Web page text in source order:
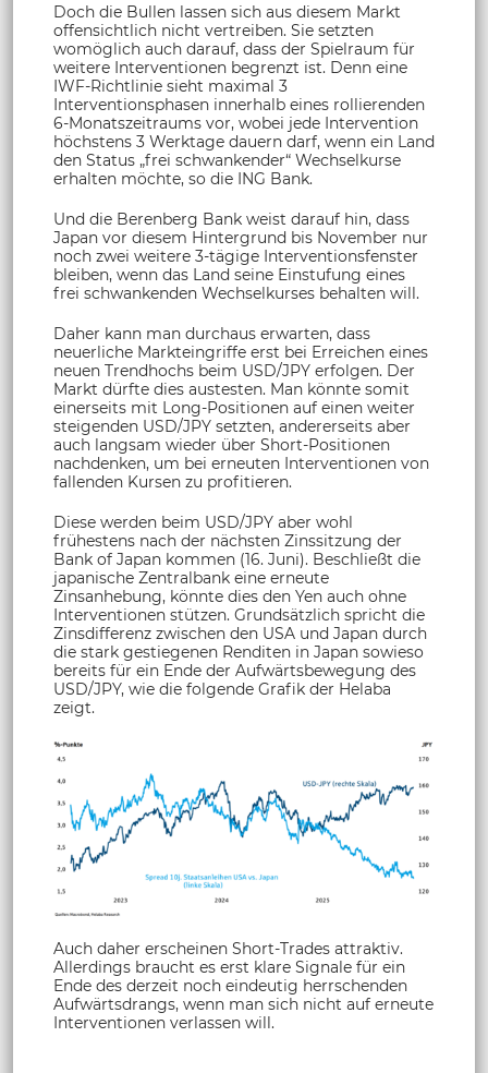
Doch die Bullen lassen sich aus diesem Markt
offensichtlich nicht vertreiben. Sie setzten
womöglich auch darauf, dass der Spielraum für
weitere Interventionen begrenzt ist. Denn eine
IWF-Richtlinie sieht maximal 3
Interventionsphasen innerhalb eines rollierenden
6-Monatszeitraums vor, wobei jede Intervention
höchstens 3 Werktage dauern darf, wenn ein Land
den Status „frei schwankender“ Wechselkurse
erhalten möchte, so die ING Bank.
Und die Berenberg Bank weist darauf hin, dass
Japan vor diesem Hintergrund bis November nur
noch zwei weitere 3-tägige Interventionsfenster
bleiben, wenn das Land seine Einstufung eines
frei schwankenden Wechselkurses behalten will.
Daher kann man durchaus erwarten, dass
neuerliche Markteingriffe erst bei Erreichen eines
neuen Trendhochs beim USD/JPY erfolgen. Der
Markt dürfte dies austesten. Man könnte somit
einerseits mit Long-Positionen auf einen weiter
steigenden USD/JPY setzten, andererseits aber
auch langsam wieder über Short-Positionen
nachdenken, um bei erneuten Interventionen von
fallenden Kursen zu profitieren.
Diese werden beim USD/JPY aber wohl
frühestens nach der nächsten Zinssitzung der
Bank of Japan kommen (16. Juni). Beschließt die
japanische Zentralbank eine erneute
Zinsanhebung, könnte dies den Yen auch ohne
Interventionen stützen. Grundsätzlich spricht die
Zinsdifferenz zwischen den USA und Japan durch
die stark gestiegenen Renditen in Japan sowieso
bereits für ein Ende der Aufwärtsbewegung des
USD/JPY, wie die folgende Grafik der Helaba
zeigt.
Auch daher erscheinen Short-Trades attraktiv.
Allerdings braucht es erst klare Signale für ein
Ende des derzeit noch eindeutig herrschenden
Aufwärtsdrangs, wenn man sich nicht auf erneute
Interventionen verlassen will.